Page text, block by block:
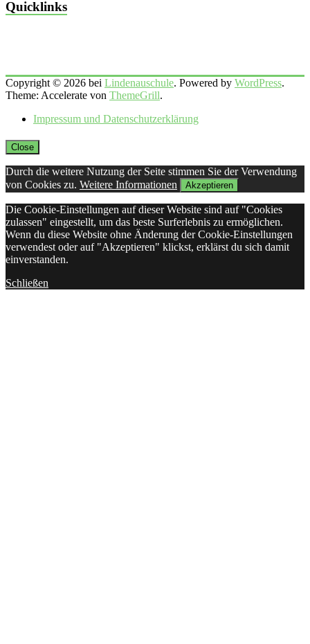
Quicklinks
Copyright © 2026 bei Lindenauschule. Powered by WordPress.
Theme: Accelerate von ThemeGrill.
Impressum und Datenschutzerklärung
Close
Durch die weitere Nutzung der Seite stimmen Sie der Verwendung
von Cookies zu. Weitere Informationen Akzeptieren
Die Cookie-Einstellungen auf dieser Website sind auf "Cookies
zulassen" eingestellt, um das beste Surferlebnis zu ermöglichen.
Wenn du diese Website ohne Änderung der Cookie-Einstellungen
verwendest oder auf "Akzeptieren" klickst, erklärst du sich damit
einverstanden.
Schließen